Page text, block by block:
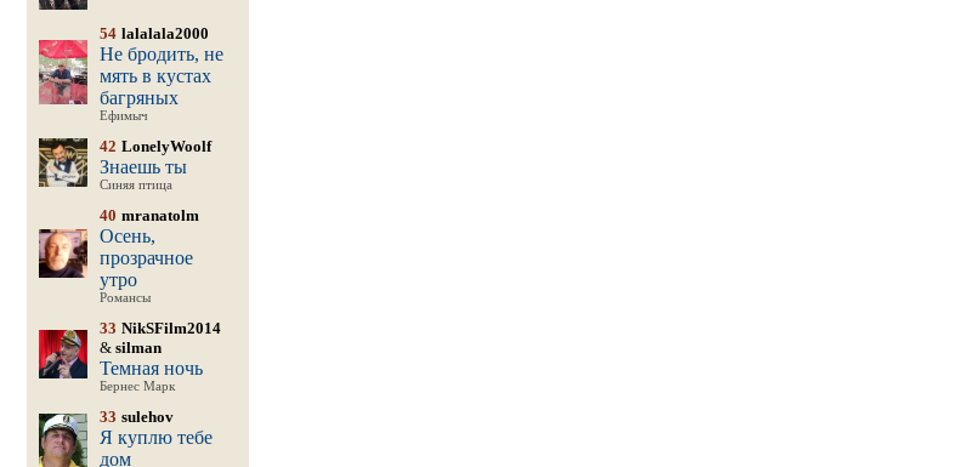
54 lalalala2000
Не бродить, не
мять в кустах
багряных
Ефимыч
42 LonelyWoolf
Знаешь ты
Синяя птица
40 mranatolm
Осень,
прозрачное
утро
Романсы
33 NikSFilm2014
& silman
Темная ночь
Бернес Марк
33 sulehov
Я куплю тебе
дом